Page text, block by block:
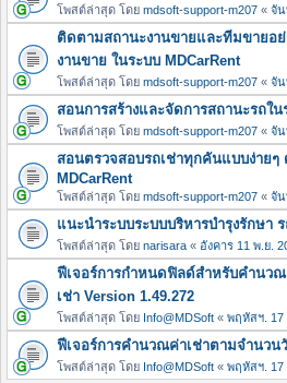
โพสต์ล่าสุด โดย mdsoft-support-m207 « จัน
ติดตามสถานะงานขายและทีมขายอย่
งานขาย ในระบบ MDCarRent
โพสต์ล่าสุด โดย mdsoft-support-m207 « จัน
สอนการสร้างและจัดการสถานะรถใน
โพสต์ล่าสุด โดย mdsoft-support-m207 « จัน
สอนตรวจสอบรถเช่าทุกคันแบบง่ายๆ
MDCarRent
โพสต์ล่าสุด โดย mdsoft-support-m207 « จัน
แนะนำระบบระบบบริหารบำรุงรักษา
โพสต์ล่าสุด โดย narisara « อังคาร 11 พ.ย.
ฟีเจอร์การกำหนดฟิลด์สำหรับคำนว
เช่า Version 1.49.272
โพสต์ล่าสุด โดย Info@MDSoft « พฤหัสฯ. 17
ฟีเจอร์การคำนวณค่าเช่าตามจำนวน
โพสต์ล่าสุด โดย Info@MDSoft « พฤหัสฯ. 17